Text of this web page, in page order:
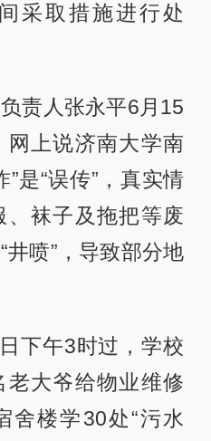
采取措施进行处
责人张永平6月15
网上说济南大学南
是“误传”，真实情
袜子及拖把等废
喷”，导致部分地
下午3时过，学校
大爷给物业维修
舍楼学30处“污水